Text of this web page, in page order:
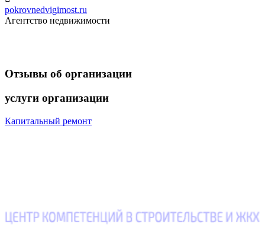
pokrovnedvigimost.ru
Агентство недвижимости
Отзывы об организации
услуги организации
Капитальный ремонт